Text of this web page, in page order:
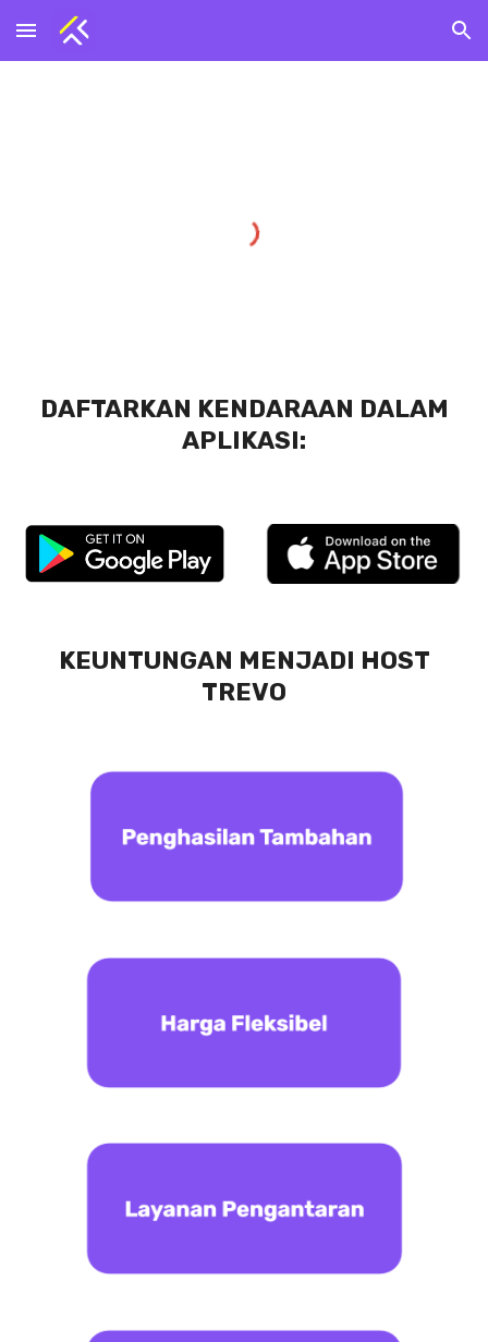
Skip to main content Skip to navigation
DAFTARKAN KENDARAAN DALAM
APLIKASI:
KEUNTUNGAN MENJADI HOST
TREVO